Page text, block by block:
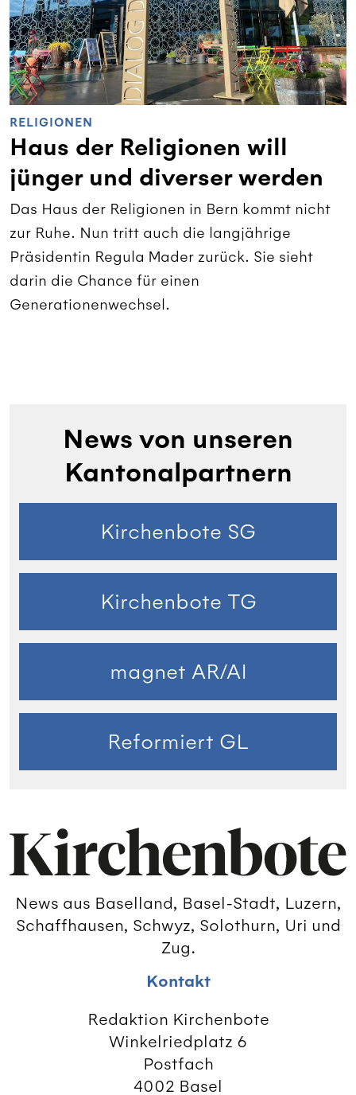
RELIGIONEN
Haus der Religionen will
jünger und diverser werden
Das Haus der Religionen in Bern kommt nicht
zur Ruhe. Nun tritt auch die langjährige
Präsidentin Regula Mader zurück. Sie sieht
darin die Chance für einen
Generationenwechsel.
News von unseren
Kantonalpartnern
Kirchenbote SG
Kirchenbote TG
magnet AR/AI
Reformiert GL
News aus Baselland, Basel-Stadt, Luzern,
Schaffhausen, Schwyz, Solothurn, Uri und
Zug.
Kontakt
Redaktion Kirchenbote
Winkelriedplatz 6
Postfach
4002 Basel